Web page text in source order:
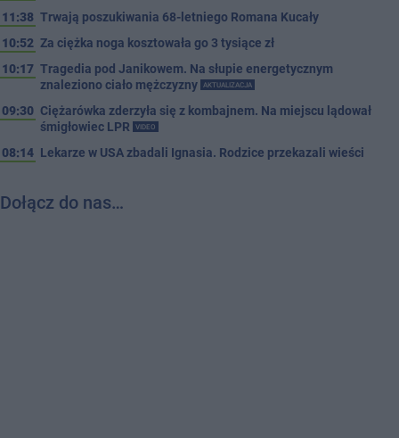
11:38 Trwają poszukiwania 68-letniego Romana Kucały
10:52 Za ciężka noga kosztowała go 3 tysiące zł
10:17 Tragedia pod Janikowem. Na słupie energetycznym
znaleziono ciało mężczyzny
AKTUALIZACJA
09:30 Ciężarówka zderzyła się z kombajnem. Na miejscu lądował
śmigłowiec LPR
VIDEO
08:14 Lekarze w USA zbadali Ignasia. Rodzice przekazali wieści
Dołącz do nas…